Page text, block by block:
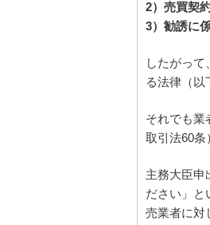
2）売買契
3）勧誘に
したがっ
る法律（以
それでも業
取引法60条
主務大臣申
ださい」と
売業者に対